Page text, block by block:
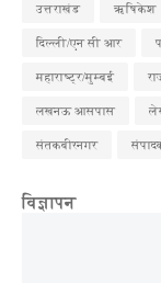
उत्तराखंड ऋषिकेश
दिल्ली/एन सी आर
महाराष्ट्र/मुम्बई
लखनऊ आसपास
संतकबीरनगर
विज्ञापन